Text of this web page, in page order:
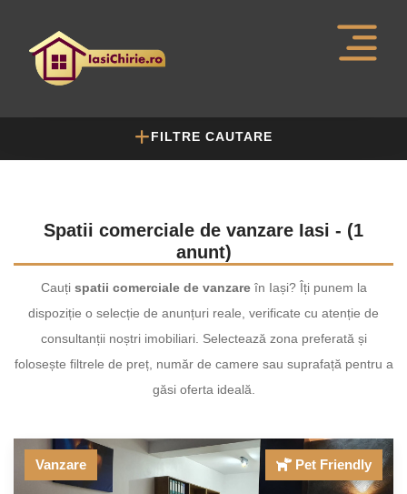
FILTRE CAUTARE
Spatii comerciale de vanzare Iasi - (1
anunt)
Cauți spatii comerciale de vanzareîn Iași? Îți punem la
dispoziție o selecție de anunțuri reale, verificate cu atenție de
consultanții noștri imobiliari. Selectează zona preferată și
folosește filtrele de preț, număr de camere sau suprafață pentru a
găsi oferta ideală.
Vanzare Pet Friendly